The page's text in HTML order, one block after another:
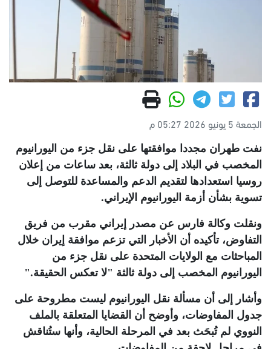
الجمعة 5 يونيو 2026 05:27 م
نفت طهران مجددا موافقتها على نقل جزء من اليورانيوم
المخصب في البلاد إلى دولة ثالثة، بعد ساعات من إعلان
روسيا استعدادها لتقديم الدعم والمساعدة للتوصل إلى
تسوية بشأن أزمة اليورانيوم الإيراني.
ونقلت وكالة فارس عن مصدر إيراني مقرب من فريق
التفاوض، تأكيده أن الأخبار التي تزعم موافقة إيران خلال
المباحثات مع الولايات المتحدة على نقل جزء من
اليورانيوم المخصب إلى دولة ثالثة "لا تعكس الحقيقة".
وأشار إلى أن مسألة نقل اليورانيوم ليست مطروحة على
جدول المفاوضات، وأوضح أن القضايا المتعلقة بالملف
النووي لم تُبحَث بعد في المرحلة الحالية، وأنها ستُناقش